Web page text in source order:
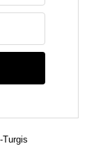
Turgis